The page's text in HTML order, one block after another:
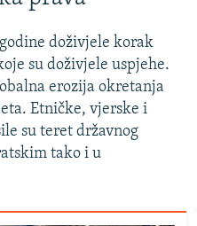
doživjele korak
su doživjele uspjehe.
erozija okretanja
Etničke, vjerske i
su teret državnog
tako i u